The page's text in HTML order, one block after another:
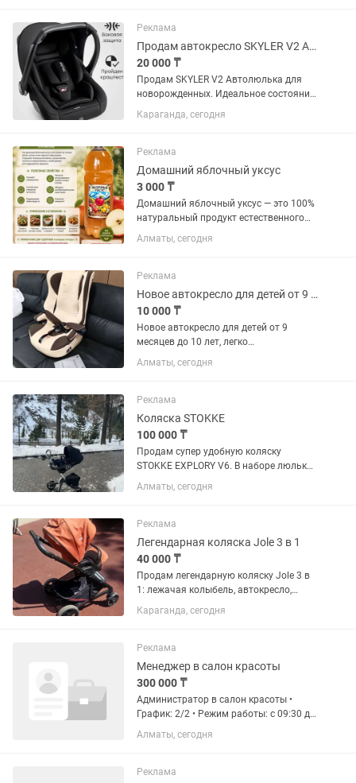
Реклама
Продам автокресло SKYLER V2 Автолюлька для новорожденных
20 000 ₸
Продам SKYLER V2 Автолюлька для
новорожденных. Идеальное состояние,
использовали раз 10. Продам за 20
тысяч.так стоит 40 тысяч. ссылка на вб
Возможен торг
Караганда, сегодня
Реклама
Домашний яблочный уксус
3 000 ₸
Домашний яблочный уксус — это 100%
натуральный продукт естественного
брожения. Он обладает мягким вкусом
с приятной кислинкой (3–5%) и
Идеален для заправки салатов,...
Алматы, сегодня
Реклама
Новое автокресло для детей от 9 месяцев до 10 лет
10 000 ₸
Новое автокресло для детей от 9
месяцев до 10 лет, легко
трансформируется в автомобильный
бустер. Подходит как для детей весом
Хорошая покупка для своего...
Алматы, сегодня
Реклама
Коляска STOKKE
100 000 ₸
Продам супер удобную коляску
STOKKE EXPLORY V6. В наборе люлька
с рождения, прогулочный блок три
положения лежа, полу сидя, сидя .
— Высокая посадка сиденья:...
Алматы, сегодня
Реклама
Легендарная коляска Jole 3 в 1
40 000 ₸
Продам легендарную коляску Jole 3 в
1: лежачая колыбель, автокресло,
сидячее кресло (с возможностью
опустить спинку, если ребёнок уснул)
возможность закрепить...
Караганда, сегодня
Реклама
Менеджер в салон красоты
300 000 ₸
Администратор в салон красоты •
График: 2/2 • Режим работы: с 09:30 до
22:00 • Оплата: 5 000 тг за выход +
бонусная часть Важно: • Студентов не
короткий срок не...
Алматы, сегодня
Реклама